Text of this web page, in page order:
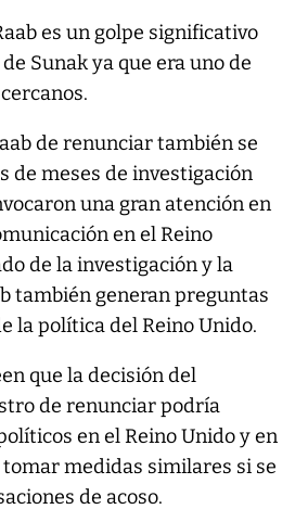
es un golpe significativo
Sunak ya que era uno de
de renunciar también se
de meses de investigación
una gran atención en
en el Reino
de la investigación y la
también generan preguntas
la política del Reino Unido.
que la decisión del
de renunciar podría
en el Reino Unido y en
medidas similares si se
de acoso.